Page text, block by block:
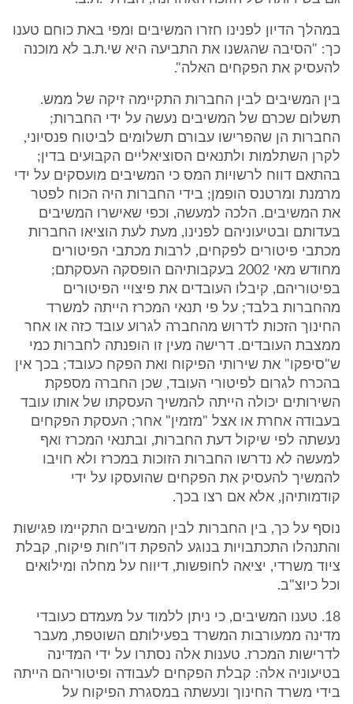
במהלך הדיון לפנינו חזרו המשיבים ומפי באת כוחם טענו
כך: "הסיבה שהגשנו את התביעה היא שי.ת.ב לא מוכנה
להעסיק את הפקחים האלה".
בין המשיבים לבין החברות התקיימה זיקה של ממש.
תשלום שכרם של המשיבים נעשה על ידי החברות;
החברות הן שהפרישו עבורם תשלומים לביטוח פנסיוני,
לקרן השתלמות ולתנאים הסוציאליים הקבועים בדין;
בהתאם דווח לרשויות המס כי המשיבים מועסקים על ידי
מרמנת ומרטנס הופמן; בידי החברות היה הכוח לפטר
את המשיבים. הלכה למעשה, וכפי שאישרו המשיבים
בעדותם ובטיעוניהם לפנינו, מעת לעת הוציאו החברות
מכתבי פיטורים לפקחים, לרבות מכתבי הפיטורים
מחודש מאי 2002 בעקבותיהם הופסקה העסקתם;
בפיטוריהם, קיבלו העובדים את פיצויי הפיטורים
מהחברות בלבד; על פי תנאי המכרז הייתה למשרד
החינוך הזכות לדרוש מהחברה לגרוע עובד כזה או אחר
ממצבת העובדים. דרישה מעין זו הופנתה לחברות כמי
ש"סיפקו" את שירותי הפיקוח ואת הפקח כעובד; בכך אין
בהכרח לגרום לפיטורי העובד, שכן החברה מספקת
השירותים יכולה הייתה להמשיך העסקתו של אותו עובד
בעבודה אחרת או אצל "מזמין" אחר; העסקת הפקחים
נעשתה לפי שיקול דעת החברות, ובתנאי המכרז ואף
למעשה לא נדרשו החברות הזוכות במכרז ולא חויבו
להמשיך להעסיק את הפקחים שהועסקו על ידי
קודמותיהן, אלא אם רצו בכך.
נוסף על כך, בין החברות לבין המשיבים התקיימו פגישות
והתנהלו התכתבויות בנוגע להפקת דו"חות פיקוח, קבלת
ציוד משרדי, יציאה לחופשות, דיווח על מחלה ומילואים
וכל כיוצ"ב.
18. טענו המשיבים, כי ניתן ללמוד על מעמדם כעובדי
מדינה ממעורבות המשרד בפעילותם השוטפת, מעבר
לדרישות המכרז. טענות אלה נסתרו על ידי המדינה
בטיעוניה אלה: קבלת הפקחים לעבודה ופיטוריהם הייתה
בידי משרד החינוך ונעשתה במסגרת הפיקוח על